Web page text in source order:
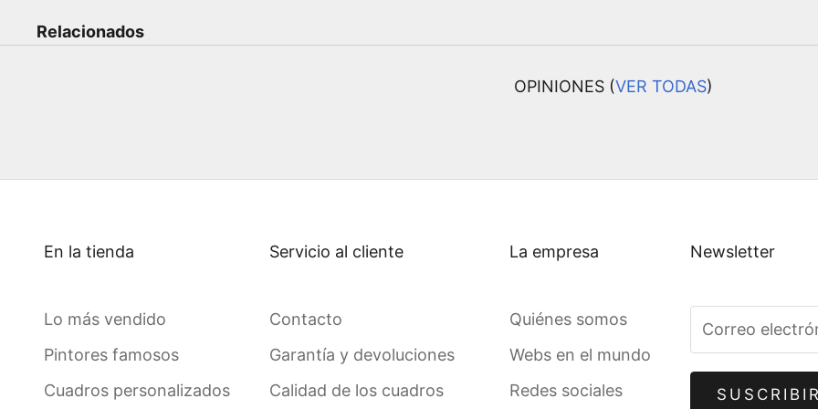
Relacionados
OPINIONES (VER TODAS)
En la tienda
Lo más vendido
Pintores famosos
Cuadros personalizados
Servicio al cliente
Contacto
Garantía y devoluciones
Calidad de los cuadros
La empresa
Quiénes somos
Webs en el mundo
Redes sociales
Newsletter